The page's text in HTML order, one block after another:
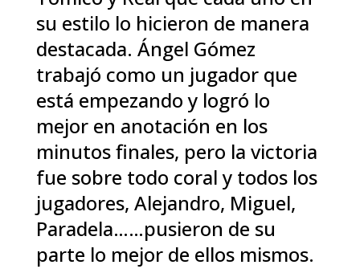
su estilo lo hicieron de manera
destacada. Ángel Gómez
trabajó como un jugador que
está empezando y logró lo
mejor en anotación en los
minutos finales, pero la victoria
fue sobre todo coral y todos los
jugadores, Alejandro, Miguel,
Paradela……pusieron de su
parte lo mejor de ellos mismos.